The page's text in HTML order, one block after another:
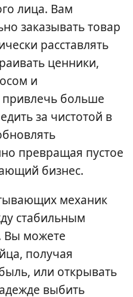
лица. Вам
заказывать товар
расставлять
ценники,
и
больше
за чистотой в
превращая пустое
бизнес.
механик
стабильным
Вы можете
получая
или открывать
выбить